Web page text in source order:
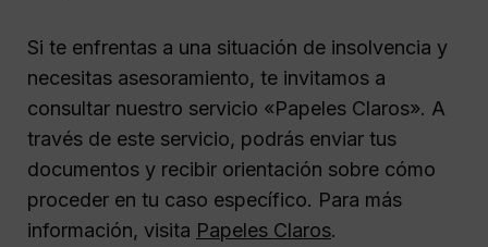
Si te enfrentas a una situación de insolvencia y
necesitas asesoramiento, te invitamos a
consultar nuestro servicio «Papeles Claros». A
través de este servicio, podrás enviar tus
documentos y recibir orientación sobre cómo
proceder en tu caso específico. Para más
información, visita Papeles Claros.